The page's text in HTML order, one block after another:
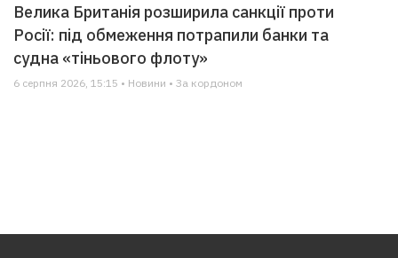
Велика Британія розширила санкції проти
Росії: під обмеження потрапили банки та
судна «тіньового флоту»
6 серпня 2026, 15:15 • Новини • За кордоном